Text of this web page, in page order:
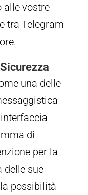
alle vostre
tra Telegram
una delle
di
per la
delle sue
possibilità